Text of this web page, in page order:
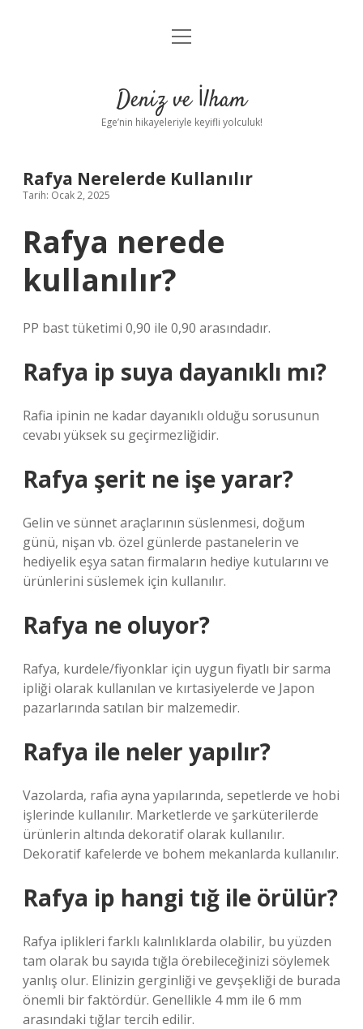
Anasayfa
Yasal Uyarı
menüyü
Deniz ve İlham
Ege’nin hikayeleriyle keyifli yolculuk!
Rafya Nerelerde Kullanılır
Tarih: Ocak 2, 2025
Rafya nerede
kullanılır?
PP bast tüketimi 0,90 ile 0,90 arasındadır.
Rafya ip suya dayanıklı mı?
Rafia ipinin ne kadar dayanıklı olduğu sorusunun
cevabı yüksek su geçirmezliğidir.
Rafya şerit ne işe yarar?
Gelin ve sünnet araçlarının süslenmesi, doğum
günü, nişan vb. özel günlerde pastanelerin ve
hediyelik eşya satan firmaların hediye kutularını ve
ürünlerini süslemek için kullanılır.
Rafya ne oluyor?
Rafya, kurdele/fiyonklar için uygun fiyatlı bir sarma
ipliği olarak kullanılan ve kırtasiyelerde ve Japon
pazarlarında satılan bir malzemedir.
Rafya ile neler yapılır?
Vazolarda, rafia ayna yapılarında, sepetlerde ve hobi
işlerinde kullanılır. Marketlerde ve şarküterilerde
ürünlerin altında dekoratif olarak kullanılır.
Dekoratif kafelerde ve bohem mekanlarda kullanılır.
Rafya ip hangi tığ ile örülür?
Rafya iplikleri farklı kalınlıklarda olabilir, bu yüzden
tam olarak bu sayıda tığla örebileceğinizi söylemek
yanlış olur. Elinizin gerginliği ve gevşekliği de burada
önemli bir faktördür. Genellikle 4 mm ile 6 mm
arasındaki tığlar tercih edilir.